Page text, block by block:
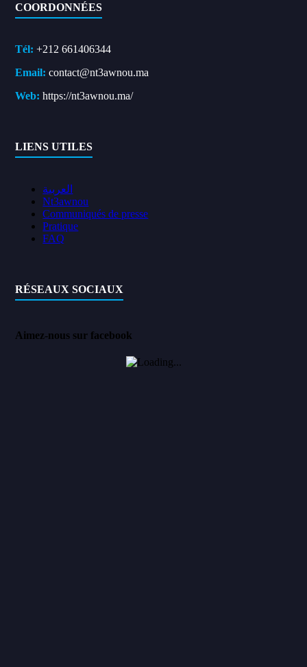
COORDONNÉES
Tél: +212 661406344
Email: contact@nt3awnou.ma
Web: https://nt3awnou.ma/
LIENS UTILES
العربية
Nt3awnou
Communiqués de presse
Pratique
FAQ
RÉSEAUX SOCIAUX
Aimez-nous sur facebook